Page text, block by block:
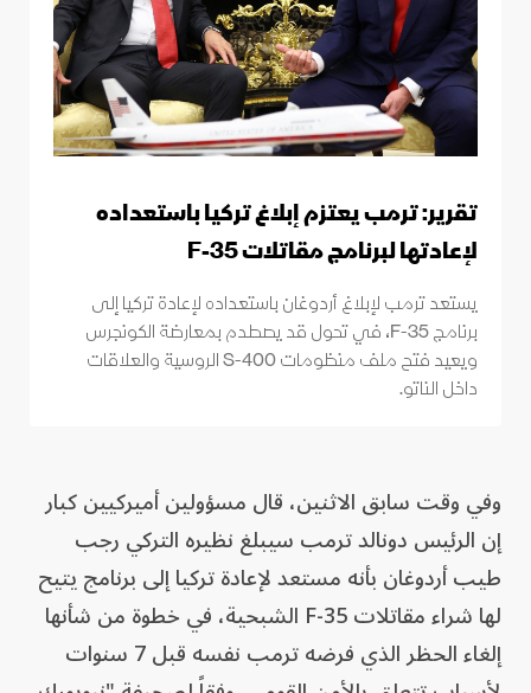
تقرير: ترمب يعتزم إبلاغ تركيا باستعداده
لإعادتها لبرنامج مقاتلات F-35
يستعد ترمب لإبلاغ أردوغان باستعداده لإعادة تركيا إلى
برنامج F-35، في تحول قد يصطدم بمعارضة الكونجرس
ويعيد فتح ملف منظومات S-400 الروسية والعلاقات
داخل الناتو.
وفي وقت سابق الاثنين، قال مسؤولين أميركيين كبار
إن الرئيس دونالد ترمب سيبلغ نظيره التركي رجب
طيب أردوغان بأنه مستعد لإعادة تركيا إلى برنامج يتيح
لها شراء مقاتلات F-35 الشبحية، في خطوة من شأنها
إلغاء الحظر الذي فرضه ترمب نفسه قبل 7 سنوات